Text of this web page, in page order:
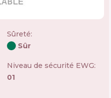
Sûreté:
Sûr
Niveau de sécurité EWG:
01